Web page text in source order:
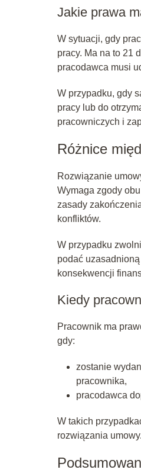
Jakie prawa
W sytuacji, gdy
pracy. Ma na to 21
pracodawca musi
W przypadku, gdy
pracy lub do
pracowniczych i
Różnice
Rozwiązanie
Wymaga zgody
zasady
konfliktów.
W przypadku
podać
konsekwencji
Kiedy
Pracownik ma
gdy:
zostanie
pracownika,
pracodawca
W takich
rozwiązania